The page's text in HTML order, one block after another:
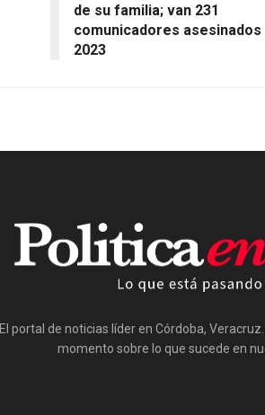
de su familia; van 231
comunicadores asesinados
2023
El portal de noticias líder en Córdoba,
momento sobre lo que sucede en